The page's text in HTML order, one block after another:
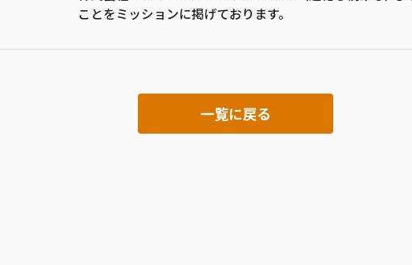
ことをミッションに掲げております。
一覧に戻る